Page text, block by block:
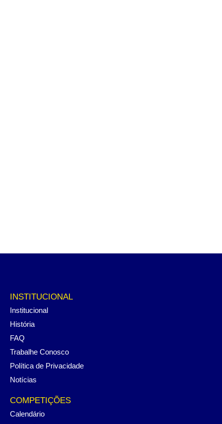
INSTITUCIONAL
Institucional
História
FAQ
Trabalhe Conosco
Política de Privacidade
Notícias
COMPETIÇÕES
Calendário